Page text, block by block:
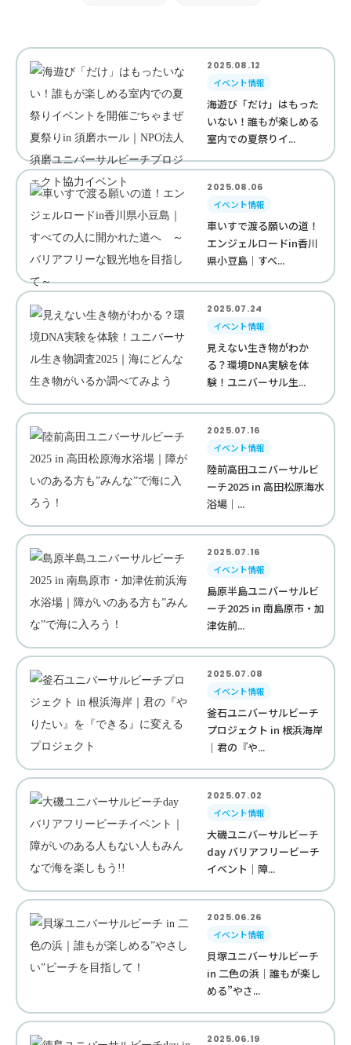
2025.08.12
イベント情報
海遊び「だけ」はもった
いない！誰もが楽しめる
室内での夏祭りイ...
2025.08.06
イベント情報
車いすで渡る願いの道！
エンジェルロードin香川
県小豆島｜すべ...
2025.07.24
イベント情報
見えない生き物がわか
る？環境DNA実験を体
験！ユニバーサル生...
2025.07.16
イベント情報
陸前高田ユニバーサルビ
ーチ2025 in 高田松原海水
浴場｜...
2025.07.16
イベント情報
島原半島ユニバーサルビ
ーチ2025 in 南島原市・加
津佐前...
2025.07.08
イベント情報
釜石ユニバーサルビーチ
プロジェクト in 根浜海岸
｜君の『や...
2025.07.02
イベント情報
大磯ユニバーサルビーチ
day バリアフリービーチ
イベント｜障...
2025.06.26
イベント情報
貝塚ユニバーサルビーチ
in 二色の浜｜誰もが楽し
める”やさ...
2025.06.19